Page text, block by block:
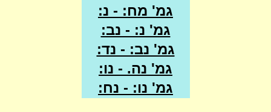
גמ' מח: - נ:
גמ' נ: - נב:
גמ' נב: - נד:
גמ' נה. - נו:
גמ' נו: - נח: